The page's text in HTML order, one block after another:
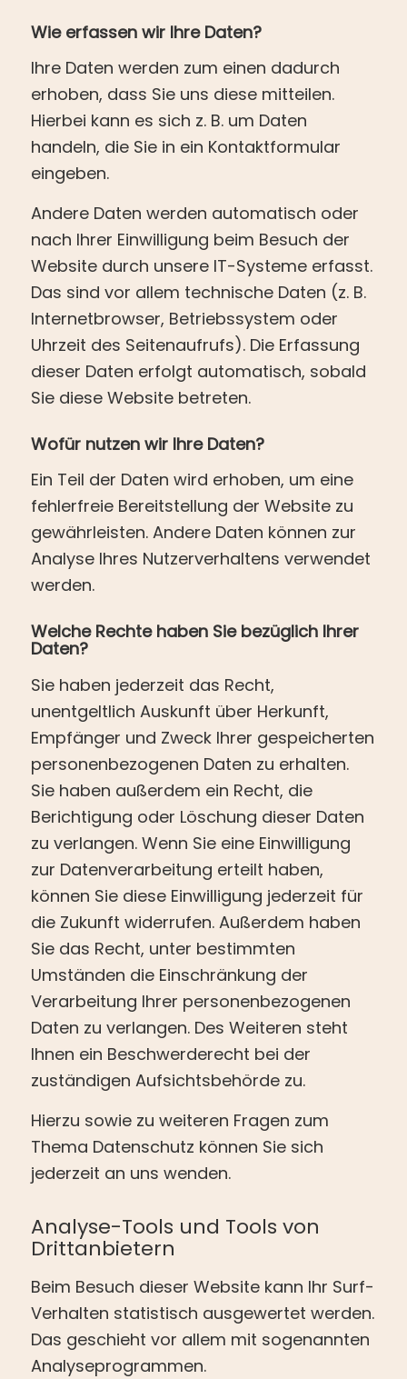
Wie erfassen wir Ihre Daten?
Ihre Daten werden zum einen dadurch
erhoben, dass Sie uns diese mitteilen.
Hierbei kann es sich z. B. um Daten
handeln, die Sie in ein Kontaktformular
eingeben.
Andere Daten werden automatisch oder
nach Ihrer Einwilligung beim Besuch der
Website durch unsere IT-Systeme erfasst.
Das sind vor allem technische Daten (z. B.
Internetbrowser, Betriebssystem oder
Uhrzeit des Seitenaufrufs). Die Erfassung
dieser Daten erfolgt automatisch, sobald
Sie diese Website betreten.
Wofür nutzen wir Ihre Daten?
Ein Teil der Daten wird erhoben, um eine
fehlerfreie Bereitstellung der Website zu
gewährleisten. Andere Daten können zur
Analyse Ihres Nutzerverhaltens verwendet
werden.
Welche Rechte haben Sie bezüglich Ihrer
Daten?
Sie haben jederzeit das Recht,
unentgeltlich Auskunft über Herkunft,
Empfänger und Zweck Ihrer gespeicherten
personenbezogenen Daten zu erhalten.
Sie haben außerdem ein Recht, die
Berichtigung oder Löschung dieser Daten
zu verlangen. Wenn Sie eine Einwilligung
zur Datenverarbeitung erteilt haben,
können Sie diese Einwilligung jederzeit für
die Zukunft widerrufen. Außerdem haben
Sie das Recht, unter bestimmten
Umständen die Einschränkung der
Verarbeitung Ihrer personenbezogenen
Daten zu verlangen. Des Weiteren steht
Ihnen ein Beschwerderecht bei der
zuständigen Aufsichtsbehörde zu.
Hierzu sowie zu weiteren Fragen zum
Thema Datenschutz können Sie sich
jederzeit an uns wenden.
Analyse-Tools und Tools von
Dritt­anbietern
Beim Besuch dieser Website kann Ihr Surf-
Verhalten statistisch ausgewertet werden.
Das geschieht vor allem mit sogenannten
Analyseprogrammen.